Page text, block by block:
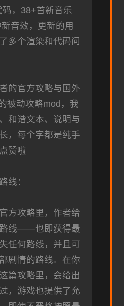
，38+首新音乐
音效，更新的用
多个渲染和代码问
的官方攻略与国外
被动攻略mod，我
和谐文本、说明与
，每个字都是纯手
赞啦
线：
方攻略里，作者给
线——也即获得最
任何路线，并且可
剧情的路线。在你
篇攻略里，会给出
，游戏也提供了允